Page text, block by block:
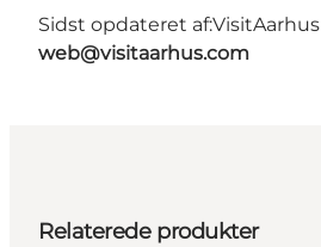
Sidst opdateret af:VisitAarhus
web@visitaarhus.com
Relaterede produkter